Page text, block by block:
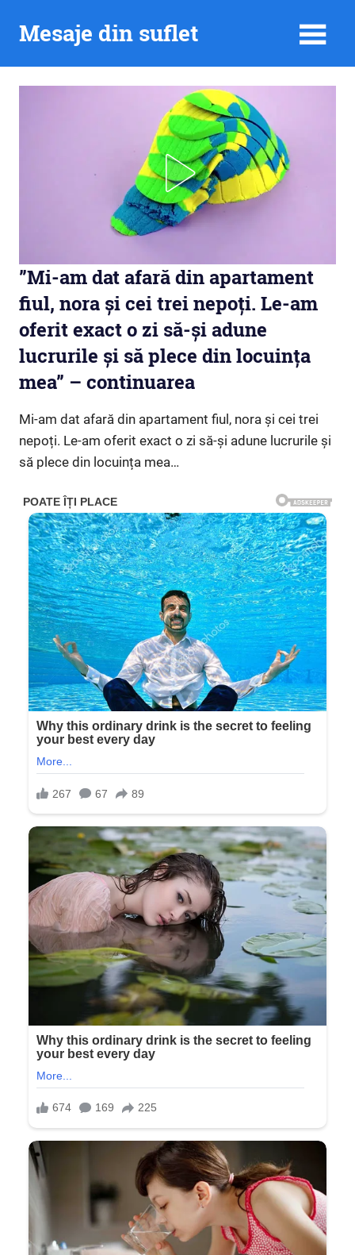
Mesaje din suflet
”Mi-am dat afară din apartament
fiul, nora și cei trei nepoți. Le-am
oferit exact o zi să-și adune
lucrurile și să plece din locuința
mea” – continuarea
Mi-am dat afară din apartament fiul, nora și cei trei
nepoți. Le-am oferit exact o zi să-și adune lucrurile și
să plece din locuința mea…